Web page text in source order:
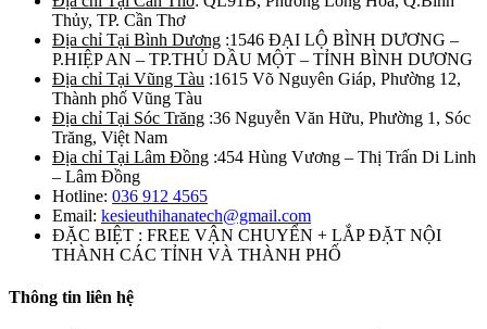
Thủy, TP. Cần Thơ
Địa chỉ Tại Bình Dương :1546 ĐẠI LỘ BÌNH DƯƠNG –
P.HIỆP AN – TP.THỦ DẦU MỘT – TỈNH BÌNH DƯƠNG
Địa chỉ Tại Vũng Tàu :1615 Võ Nguyên Giáp, Phường 12,
Thành phố Vũng Tàu
Địa chỉ Tại Sóc Trăng :36 Nguyễn Văn Hữu, Phường 1, Sóc
Trăng, Việt Nam
Địa chỉ Tại Lâm Đồng :454 Hùng Vương – Thị Trấn Di Linh
– Lâm Đồng
Hotline: 036 912 4565
Email: kesieuthihanatech@gmail.com
ĐẶC BIỆT : FREE VẬN CHUYỂN + LẮP ĐẶT NỘI
THÀNH CÁC TỈNH VÀ THÀNH PHỐ
Thông tin liên hệ